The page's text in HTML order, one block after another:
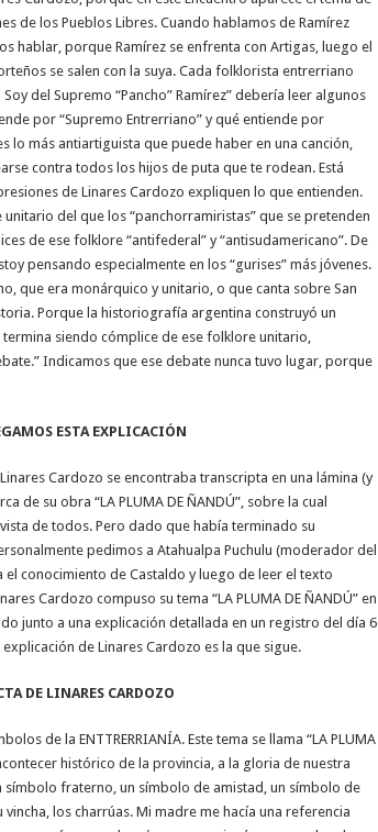
de los Pueblos Libres. Cuando hablamos de Ramírez
hablar, porque Ramírez se enfrenta con Artigas, luego el
se salen con la suya. Cada folklorista entrerriano
del Supremo “Pancho” Ramírez” debería leer algunos
por “Supremo Entrerriano” y qué entiende por
lo más antiartiguista que puede haber en una canción,
contra todos los hijos de puta que te rodean. Está
de Linares Cardozo expliquen lo que entienden.
del que los “panchorramiristas” que se pretenden
de ese folklore “antifederal” y “antisudamericano”. De
pensando especialmente en los “gurises” más jóvenes.
que era monárquico y unitario, o que canta sobre San
Porque la historiografía argentina construyó un
siendo cómplice de ese folklore unitario,
Indicamos que ese debate nunca tuvo lugar, porque
ESTA EXPLICACIÓN
Cardozo se encontraba transcripta en una lámina (y
de su obra “LA PLUMA DE ÑANDÚ”, sobre la cual
de todos. Pero dado que había terminado su
pedimos a Atahualpa Puchulu (moderador del
conocimiento de Castaldo y luego de leer el texto
Cardozo compuso su tema “LA PLUMA DE ÑANDÚ” en
junto a una explicación detallada en un registro del día 6
de Linares Cardozo es la que sigue.
CARDOZO
de la ENTTRERRIANÍA. Este tema se llama “LA PLUMA
histórico de la provincia, a la gloria de nuestra
símbolo fraterno, un símbolo de amistad, un símbolo de
los charrúas. Mi madre me hacía una referencia